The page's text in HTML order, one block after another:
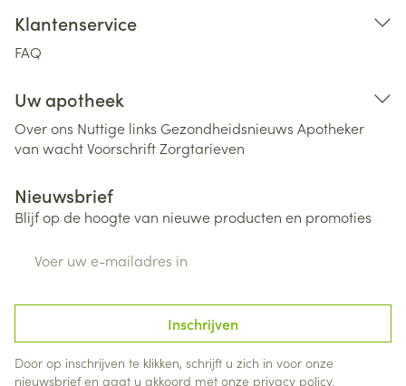
Klantenservice
FAQ
Uw apotheek
Over ons Nuttige links Gezondheidsnieuws Apotheker
van wachtVoorschriftZorgtarieven
Nieuwsbrief
Blijf op de hoogte van nieuwe producten en promoties
Inschrijven
Door op inschrijven te klikken, schrijft u zich in voor onze
nieuwsbrief en gaat u akkoord met onze privacy policy.